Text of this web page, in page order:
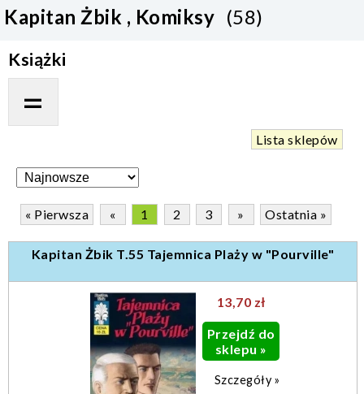
Kapitan Żbik , Komiksy (58)
Książki
Lista sklepów
« Pierwsza « 1 2 3 » Ostatnia »
Kapitan Żbik T.55 Tajemnica Plaży w "Pourville"
13,70 zł
Przejdź do
sklepu »
Szczegóły »